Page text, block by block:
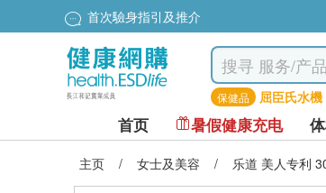
首次驗身指引及推介
保健品 屈臣氏水機
首页 暑假健康充电
主页 / 女士及美容 / 乐道 美人专利